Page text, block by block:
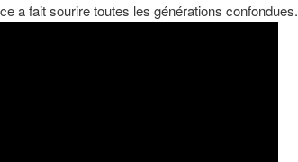
a fait sourire toutes les générations confondues.